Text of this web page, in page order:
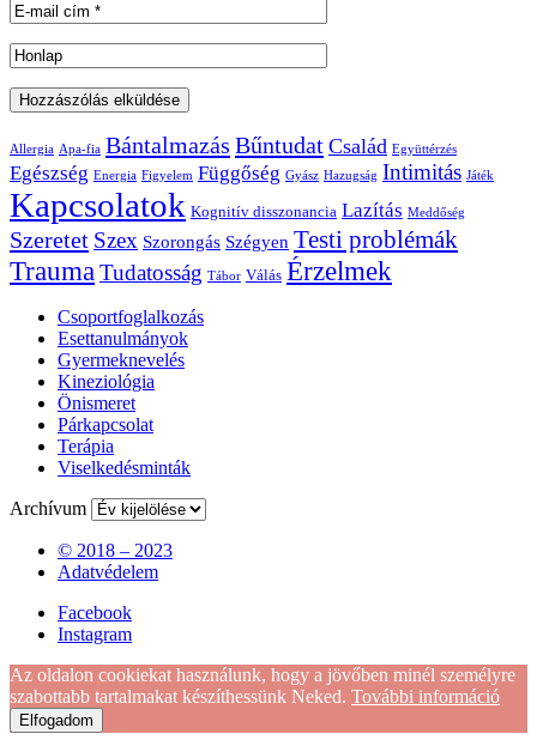
Allergia Apa-fia Bántalmazás Bűntudat Család Együttérzés
Egészség Energia Figyelem Függőség Gyász Hazugság Intimitás Játék
Kapcsolatok Kognitív disszonancia Lazítás Meddőség
Szeretet Szex Szorongás Szégyen Testi problémák
TraumaTudatosság Tábor Válás Érzelmek
Csoportfoglalkozás
Esettanulmányok
Gyermeknevelés
Kineziológia
Önismeret
Párkapcsolat
Terápia
Viselkedésminták
Archívum
© 2018 – 2023
Adatvédelem
Facebook
Instagram
Az oldalon cookiekat használunk, hogy a jövőben minél személyre
szabottabb tartalmakat készíthessünk Neked. További információ
Elfogadom